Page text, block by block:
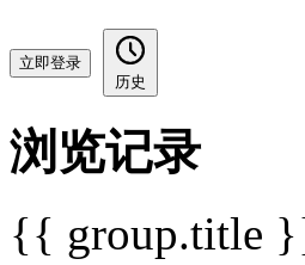
立即登录
历史
浏览记录
{{ group.title